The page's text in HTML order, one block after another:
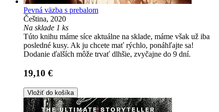
Pevná väzba s prebalom
Čeština, 2020
Na sklade 1 ks
Túto knihu máme síce aktuálne na sklade, máme však už iba
posledné kusy. Ak ju chcete mať rýchlo, ponáhľajte sa!
Dodanie ďalších môže trvať dlhšie, zvyčajne do 9 dní.
19,10 €
Vložiť do košíka